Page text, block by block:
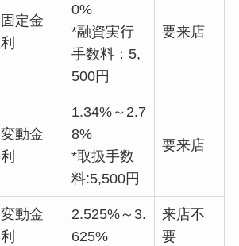
固定金
利
0%
*融資実行
手数料：5,
500円
要来店
変動金
利
1.34%～2.7
8%
*取扱手数
料:5,500円
要来店
変動金
利
2.525%～3.
625%
来店不
要